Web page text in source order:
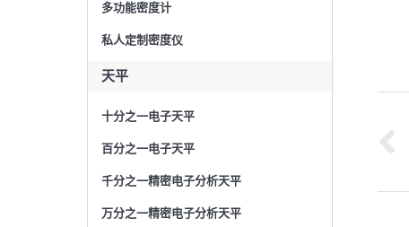
章
导
多功能密度计
私人定制密度仪
天平
十分之一电子天平
百分之一电子天平
千分之一精密电子分析天平
万分之一精密电子分析天平